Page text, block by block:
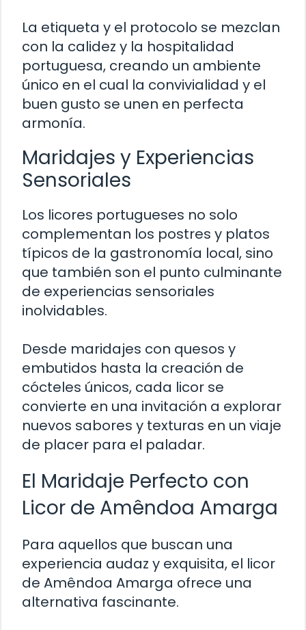
La etiqueta y el protocolo se mezclan
con la calidez y la hospitalidad
portuguesa, creando un ambiente
único en el cual la convivialidad y el
buen gusto se unen en perfecta
armonía.
Maridajes y Experiencias
Sensoriales
Los licores portugueses no solo
complementan los postres y platos
típicos de la gastronomía local, sino
que también son el punto culminante
de experiencias sensoriales
inolvidables.
Desde maridajes con quesos y
embutidos hasta la creación de
cócteles únicos, cada licor se
convierte en una invitación a explorar
nuevos sabores y texturas en un viaje
de placer para el paladar.
El Maridaje Perfecto con
Licor de Amêndoa Amarga
Para aquellos que buscan una
experiencia audaz y exquisita, el licor
de Amêndoa Amarga ofrece una
alternativa fascinante.